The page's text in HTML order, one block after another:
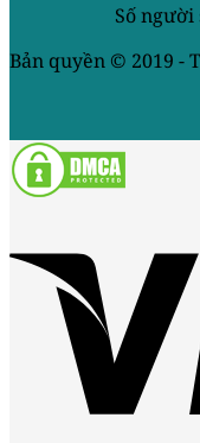
Số
Bản quyền © 2019 -